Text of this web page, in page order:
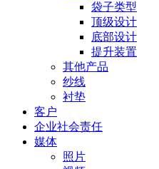
袋子类型
顶级设计
底部设计
提升装置
其他产品
纱线
衬垫
客户
企业社会责任
媒体
照片